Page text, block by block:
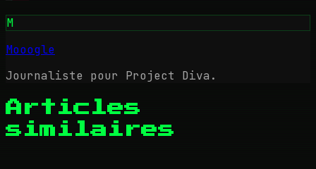
M
Mooogle
Journaliste pour Project Diva.
Articles
similaires